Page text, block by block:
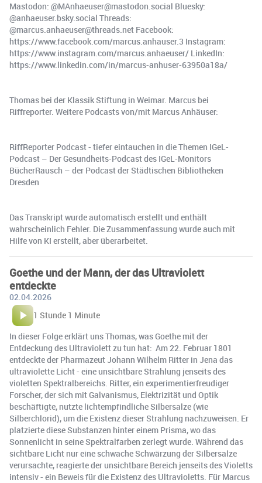
Mastodon: @MAnhaeuser@mastodon.social Bluesky:
@anhaeuser.bsky.social Threads:
@marcus.anhaeuser@threads.net Facebook:
https://www.facebook.com/marcus.anhauser.3 Instagram:
https://www.instagram.com/marcus.anhaeuser/ LinkedIn:
https://www.linkedin.com/in/marcus-anhuser-63950a18a/
Thomas bei der Klassik Stiftung in Weimar. Marcus bei
Riffreporter. Weitere Podcasts von/mit Marcus Anhäuser:
RiffReporter Podcast - tiefer eintauchen in die Themen IGeL-
Podcast – Der Gesundheits-Podcast des IGeL-Monitors
BücherRausch – der Podcast der Städtischen Bibliotheken
Dresden
Das Transkript wurde automatisch erstellt und enthält
wahrscheinlich Fehler. Die Zusammenfassung wurde auch mit
Hilfe von KI erstellt, aber überarbeitet.
Goethe und der Mann, der das Ultraviolett
entdeckte
02.04.2026
1 Stunde 1 Minute
In dieser Folge erklärt uns Thomas, was Goethe mit der
Entdeckung des Ultraviolett zu tun hat: Am 22. Februar 1801
entdeckte der Pharmazeut Johann Wilhelm Ritter in Jena das
ultraviolette Licht - eine unsichtbare Strahlung jenseits des
violetten Spektralbereichs. Ritter, ein experimentierfreudiger
Forscher, der sich mit Galvanismus, Elektrizität und Optik
beschäftigte, nutzte lichtempfindliche Silbersalze (wie
Silberchlorid), um die Existenz dieser Strahlung nachzuweisen. Er
platzierte diese Substanzen hinter einem Prisma, wo das
Sonnenlicht in seine Spektralfarben zerlegt wurde. Während das
sichtbare Licht nur eine schwache Schwärzung der Silbersalze
verursachte, reagierte der unsichtbare Bereich jenseits des Violetts
intensiv - ein Beweis für die Existenz des Ultravioletts. Für Marcus